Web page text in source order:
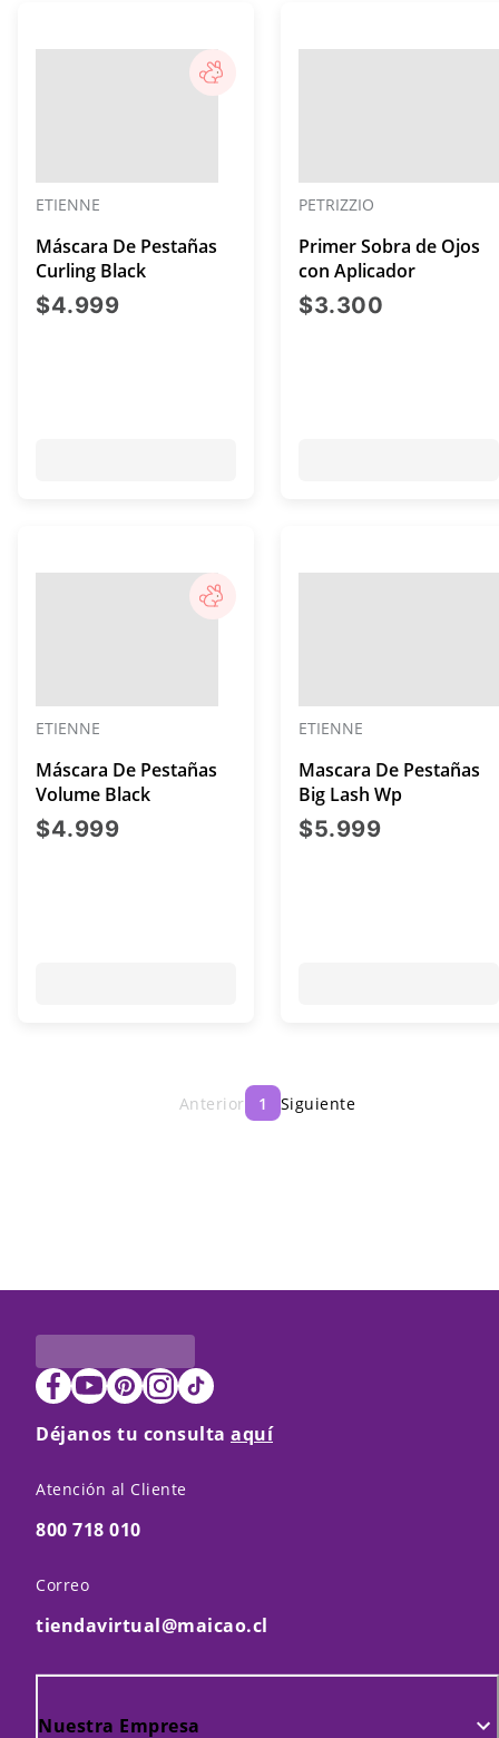
ETIENNE
Máscara De Pestañas
Curling Black
$4.999precio actual $4.999
PETRIZZIO
Primer Sobra de Ojos
con Aplicador
$3.300
ETIENNE
Máscara De Pestañas
Volume Black
$4.999precio actual $4.999
ETIENNE
Mascara De Pestañas
Big Lash Wp
$5.999precio
Anterior 1 Siguiente
Déjanos tu consulta aquí
Atención al Cliente
800 718 010
Correo
tiendavirtual@maicao.cl
Nuestra Empresa